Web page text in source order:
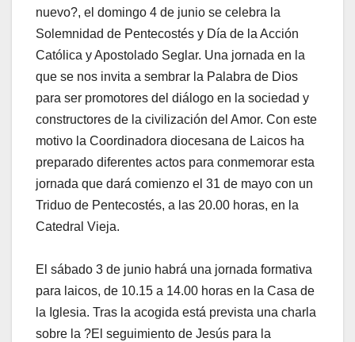
nuevo?, el domingo 4 de junio se celebra la
Solemnidad de Pentecostés y Día de la Acción
Católica y Apostolado Seglar. Una jor­na­da en la
que se nos in­vi­ta a sem­brar la Pa­la­bra de Dios
para ser pro­mo­to­res del diá­lo­go en la so­cie­dad y
cons­truc­to­res de la ci­vi­li­za­ción del Amor. Con este
motivo la Coordinadora diocesana de Laicos ha
preparado diferentes actos para conmemorar esta
jornada que dará comienzo el 31 de mayo con un
Triduo de Pentecostés, a las 20.00 horas, en la
Catedral Vieja.
El sábado 3 de junio habrá una jornada formativa
para laicos, de 10.15 a 14.00 horas en la Casa de
la Iglesia. Tras la acogida está prevista una charla
sobre la ?El seguimiento de Jesús para la